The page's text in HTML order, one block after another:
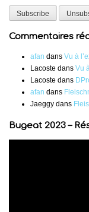
Commentaires
afan dans Vu à
Lacoste dans Vu
Lacoste dans
afan dans
Jaeggy dans
Bugeat 2023 –